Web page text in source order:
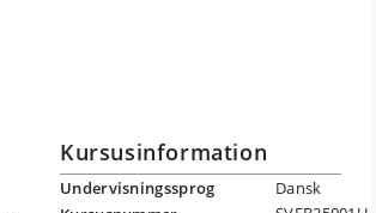
Kursusinformation
Undervisningssprog
Dansk